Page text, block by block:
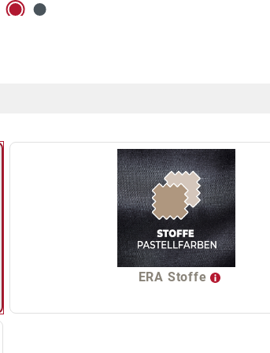
ERA Stoffe